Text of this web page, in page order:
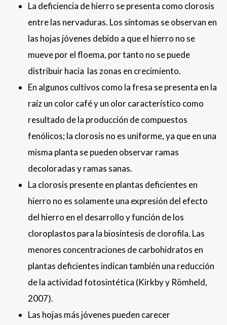
La deficiencia de hierro se presenta como clorosis
entre las nervaduras. Los síntomas se observan en
las hojas jóvenes debido a que el hierro no se
mueve por el floema, por tanto no se puede
distribuir hacia las zonas en crecimiento.
En algunos cultivos como la fresa se presenta en la
raíz un color café y un olor característico como
resultado de la producción de compuestos
fenólicos; la clorosis no es uniforme, ya que en una
misma planta se pueden observar ramas
decoloradas y ramas sanas.
La clorosis presente en plantas deficientes en
hierro no es solamente una expresión del efecto
del hierro en el desarrollo y función de los
cloroplastos para la biosíntesis de clorofila. Las
menores concentraciones de carbohidratos en
plantas deficientes indican también una reducción
de la actividad fotosintética (Kirkby y Römheld,
2007).
Las hojas más jóvenes pueden carecer